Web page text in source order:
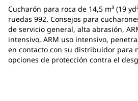
Cucharón para roca de 14,5 m³ (19
ruedas 992. Consejos para
de servicio general, alta abrasión,
intensivo, ARM uso intensivo,
en contacto con su distribuidor para
opciones de protección contra el